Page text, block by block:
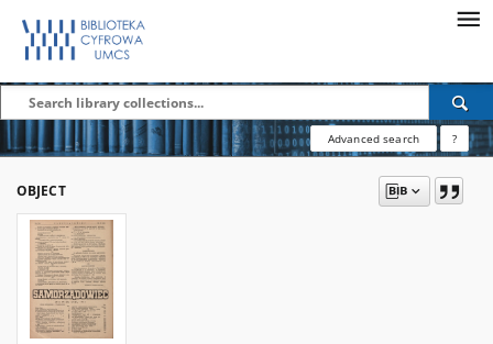
Advanced search ?
OBJECT